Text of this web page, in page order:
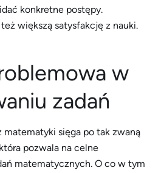
konkretne postępy.
większą satysfakcję z nauki.
w
zadań
sięga po tak zwaną
pozwala na celne
matematycznych. O co w tym